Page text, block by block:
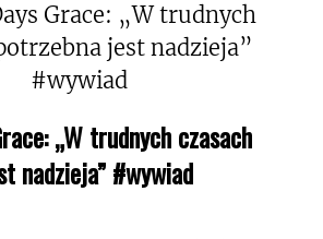
„W trudnych czasach
nadzieja” #wywiad